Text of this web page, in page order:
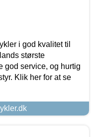
i god kvalitet til
største
god service, og hurtig
Klik her for at se